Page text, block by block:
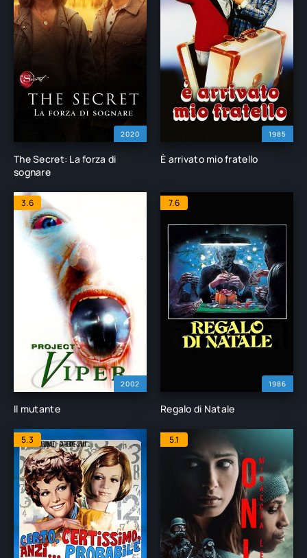
2020
The Secret: La forza di
sognare
1985
È arrivato mio fratello
2002
3.6
Il mutante
1986
7.6
Regalo di Natale
5.3 5.1